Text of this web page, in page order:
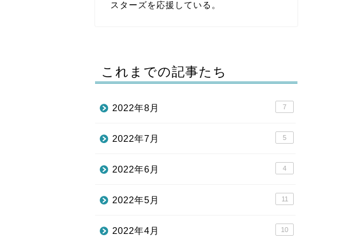
スターズを応援している。
これまでの記事たち
2022年8月 7
2022年7月 5
2022年6月 4
2022年5月 11
2022年4月 10